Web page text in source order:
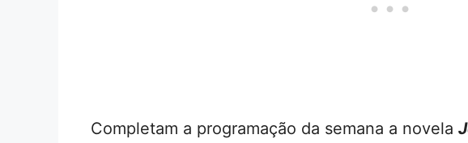
Completam a programação da semana a novela